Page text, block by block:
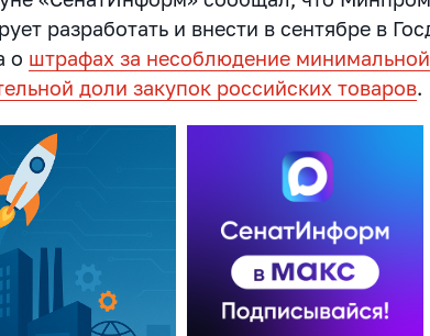
разработать и внести в сентябре в
о штрафах за несоблюдение минимальной
доли закупок российских товаров.